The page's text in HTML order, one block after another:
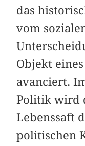
das
vom
Objekt
avanciert.
Politik wird
Lebenssaft
politischen